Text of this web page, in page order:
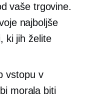
vaše trgovine.
najboljše
ki jih želite
vstopu v
morala biti